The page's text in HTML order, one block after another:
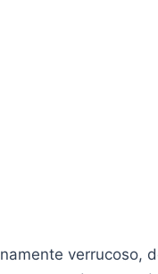
verrucoso,